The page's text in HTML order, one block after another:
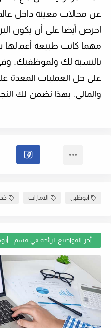
عن مجالات معينة داخل
احرص أيضا على أن يكون
مهما كانت طبيعة أعمالها
بالنسبة لك ولموظفيك.
على حل العمليات المعدة
والمالي. بهذا نضمن لك
أبوظبي الامارات
أخر المواضيع الرائجة في قسم :